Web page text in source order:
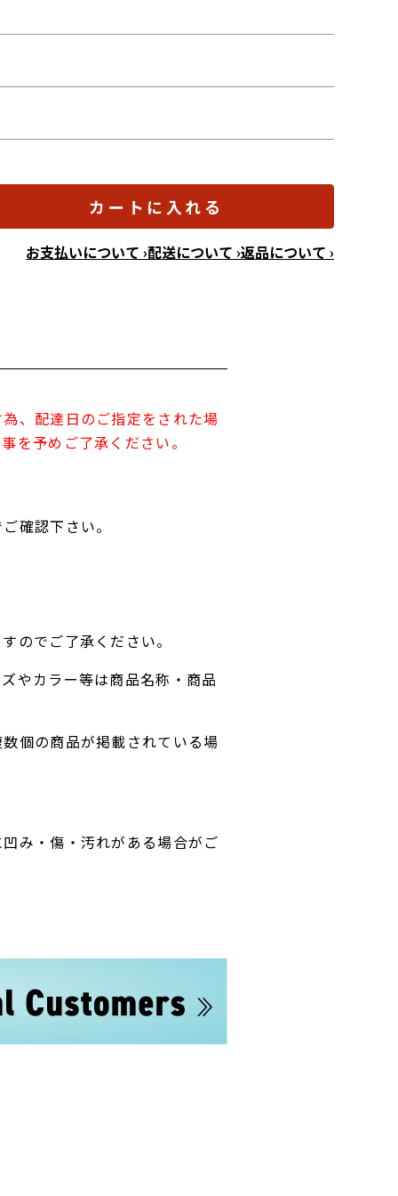
カートに入れる
お支払いについて ›配送について ›返品について ›
、配達日のご指定をされた場
を予めご了承ください。
確認下さい。
のでご了承ください。
やカラー等は商品名称・商品
個の商品が掲載されている場
み・傷・汚れがある場合がご